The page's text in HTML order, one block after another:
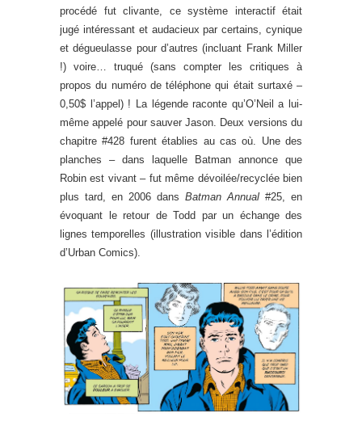
procédé fut clivante, ce système interactif était
jugé intéressant et audacieux par certains, cynique
et dégueulasse pour d’autres (incluant Frank Miller
!) voire… truqué (sans compter les critiques à
propos du numéro de téléphone qui était surtaxé –
0,50$ l’appel) ! La légende raconte qu’O’Neil a lui-
même appelé pour sauver Jason. Deux versions du
chapitre #428 furent établies au cas où. Une des
planches – dans laquelle Batman annonce que
Robin est vivant – fut même dévoilée/recyclée bien
plus tard, en 2006 dans Batman Annual #25, en
évoquant le retour de Todd par un échange des
lignes temporelles (illustration visible dans l’édition
d’Urban Comics).